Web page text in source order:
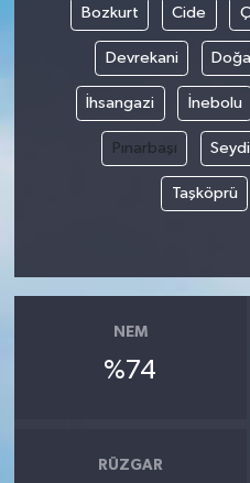
Bozkurt Cide
Devrekani
İhsangazi İnebolu
Pınarbaşı
Taşköprü
NEM
%74
RÜZGAR